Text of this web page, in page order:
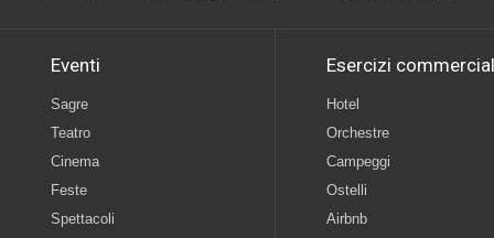
Eventi
Sagre
Teatro
Cinema
Feste
Spettacoli
Esercizi
Hotel
Orchestre
Campeggi
Ostelli
Airbnb